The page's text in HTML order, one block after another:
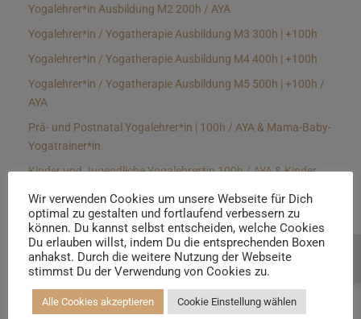
Yogalehrer*in Ausbildung M2 200h / AYA
Yogalehrer*in / Yogatherapie Ausbildung M3 300h | +100h
Yogalehrer*in / Yogatherapie Ausbildung M4 400h | +100h
Yogalehrer*in / Yogatherapie Ausbildung M5 500h | +100h /
AYA
Prä- und Postnatal Yogalehrer*in | 100h / AYA & Mama-Baby-
Yogatrainer*in
Kinder und Jugendliche Yogalehrer*in 100h / AYA & Kinder
Yin Yogalehrer*in | 100 h & Faszientrainer*in
Hormon Yogalehrer*in / Yogatherapeut*in &
Stressmanagementtrainer*in | 70h
Longevitytrainer*in
Wir verwenden Cookies um unsere Webseite für Dich
optimal zu gestalten und fortlaufend verbessern zu
können. Du kannst selbst entscheiden, welche Cookies
Du erlauben willst, indem Du die entsprechenden Boxen
anhakst. Durch die weitere Nutzung der Webseite
stimmst Du der Verwendung von Cookies zu.
Alle Cookies akzeptieren Cookie Einstellung wählen
Beratung buchen